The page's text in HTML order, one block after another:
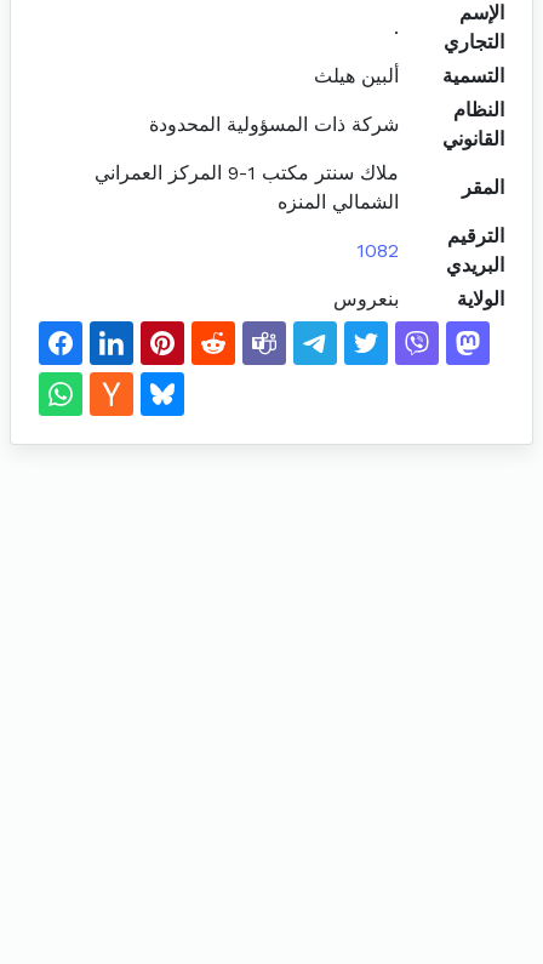
الإسم
التجاري
.
التسمية
ألبين هيلث
النظام
القانوني
شركة ذات المسؤولية المحدودة
المقر
ملاك سنتر مكتب 1-9 المركز العمراني
الشمالي المنزه
الترقيم
البريدي
1082
الولاية بنعروس